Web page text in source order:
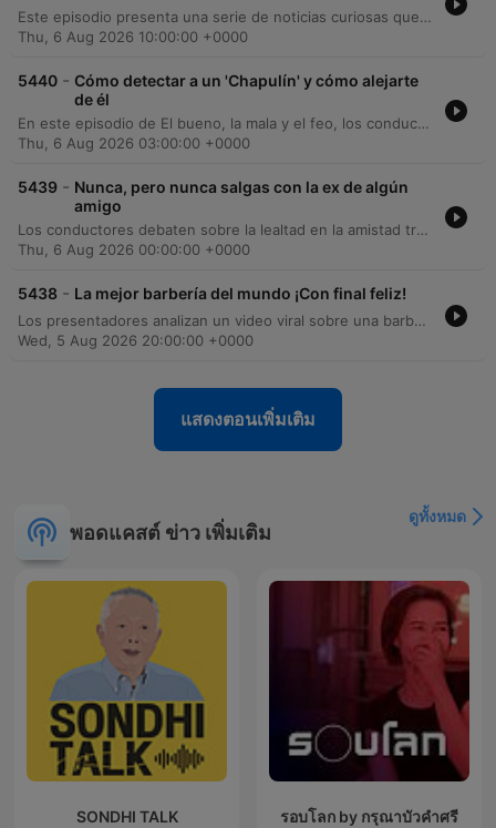
Este episodio presenta una serie de noticias curiosas que abarcan desde estudios sobre la relación entre la inteligencia y la soledad, hasta el auge de las carreras universitarias enfocadas en la creación de contenido digital y experimentos científicos sobre clonación para alcanzar la inmortalidad. Posteriormente, se profundiza en una entrevista con el periodista investigativo Horacio Ontiveros, quien explora teorías conspiranoicas sobre misterios ocultos bajo el Vaticano, incluyendo la supuesta existencia de una prisión para ángeles caídos y seres como Caín.
Thu, 6 Aug 2026 10:00:00 +0000
5440 - Cómo detectar a un 'Chapulín' y cómo alejarte
de él
En este episodio de El bueno, la mala y el feo, los conductores presentan la sección 'La trampa', donde un oyente llamado Eric busca confrontar a un amigo por presuntas infidelidades con su esposa. A través de una llamada telefónica simulada como una promoción de conciertos, se revela la supuesta complicidad entre el amigo y la mujer. El programa también abre un espacio para que los oyentes compartan historias personales sobre traiciones familiares y situaciones de acoso, seguido de una sección de chistes estúpidos y anuncios sobre la nominación del podcast a los Premios Juventud.
Thu, 6 Aug 2026 03:00:00 +0000
5439 - Nunca, pero nunca salgas con la ex de algún
amigo
Los conductores debaten sobre la lealtad en la amistad tras analizar una estadística que revela que seis de cada diez personas han salido con la ex pareja de un amigo. A través de llamadas de oyentes, se comparten historias personales de traición amorosa y conflictos familiares. Además, el programa anuncia su nominación a los Premios Juventud y discute las temperaturas extremas, presentando un nuevo dispositivo térmico de cuello de Sony diseñado para regular la temperatura corporal.
Thu, 6 Aug 2026 00:00:00 +0000
5438 - La mejor barbería del mundo ¡Con final feliz!
Los presentadores analizan un video viral sobre una barbería nudista en Brasil y discuten experiencias de servicios de peluquería con contenido sensual. Posteriormente, la abogada de inmigración Amira Alami responde dudas de los oyentes sobre procesos de ciudadanía, adopción, peticiones familiares y viajes. En la sección informativa, se abordan temas críticos como el uso de solicitudes FOIA para verificar historiales de viaje, la importancia del seguro médico para entrevistas en Ciudad Juárez y los riesgos de viajar o solicitar visas de turista cuando existen trámites de inmigración en curso.
Wed, 5 Aug 2026 20:00:00 +0000
แสดงตอนเพิ่มเติม
พอดแคสต์ ข่าว เพิ่มเติม
ดูทั้งหมด
SONDHI TALK รอบโลก by กรุณาบัวคำศรี